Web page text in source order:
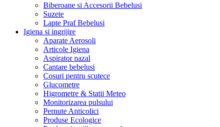
Biberoane si Accesorii Bebelusi
Suzete
Lapte Praf Bebelusi
Igiena si ingrijire
Aparate Aerosoli
Articole Igiena
Aspirator nazal
Cantare bebelusi
Cosuri pentru scutece
Glucometre
Higrometre & Statii Meteo
Monitorizarea pulsului
Pernute Anticolici
Produse Ecologice